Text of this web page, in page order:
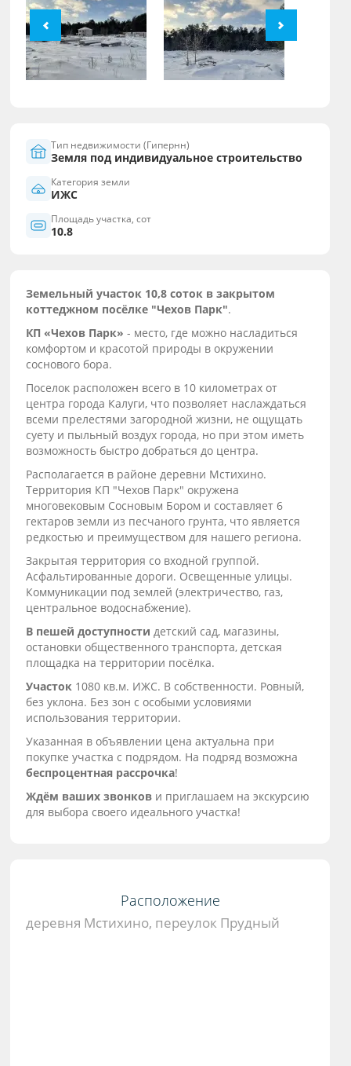
Тип недвижимости (Гипернн)
Земля под индивидуальное строительство
Категория земли
ИЖС
Площадь участка, сот
10.8
Земельный участок 10,8 соток в закрытом
коттеджном посёлке "Чехов Парк".
КП «Чехов Парк» - место, где можно насладиться
комфортом и красотой природы в окружении
соснового бора.
Поселок расположен всего в 10 километрах от
центра города Калуги, что позволяет наслаждаться
всеми прелестями загородной жизни, не ощущать
суету и пыльный воздух города, но при этом иметь
возможность быстро добраться до центра.
Располагается в районе деревни Мстихино.
Территория КП "Чехов Парк" окружена
многовековым Сосновым Бором и составляет 6
гектаров земли из песчаного грунта, что является
редкостью и преимуществом для нашего региона.
Закрытая территория со входной группой.
Асфальтированные дороги. Освещенные улицы.
Коммуникации под землей (электричество, газ,
центральное водоснабжение).
В пешей доступности детский сад, магазины,
остановки общественного транспорта, детская
площадка на территории посёлка.
Участок 1080 кв.м. ИЖС. В собственности. Ровный,
без уклона. Без зон с особыми условиями
использования территории.
Указанная в объявлении цена актуальна при
покупке участка с подрядом. На подряд возможна
беспроцентная рассрочка!
Ждём ваших звонков и приглашаем на экскурсию
для выбора своего идеального участка!
Расположение
деревня Мстихино, переулок Прудный